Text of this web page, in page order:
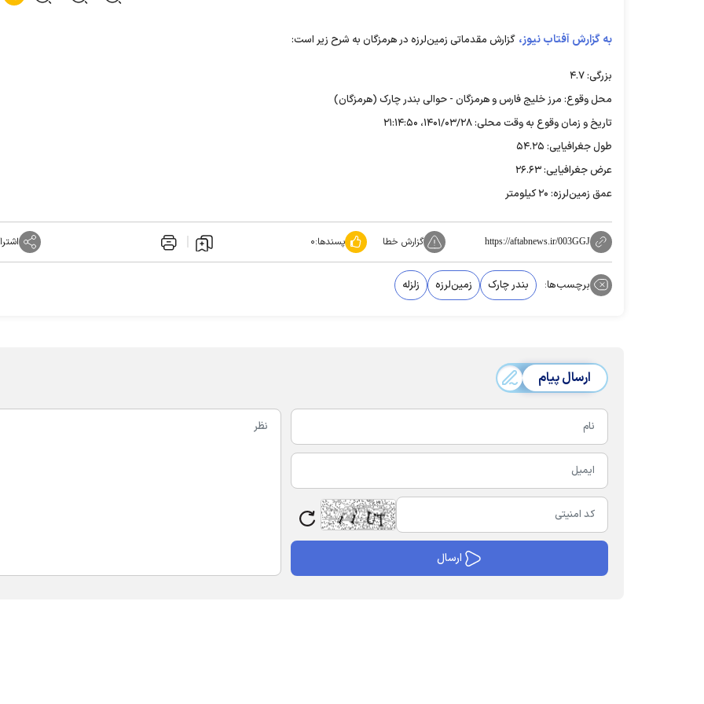
به گزارش آفتاب نیوز، گزارش مقدماتی زمین‌لرزه در هرمزگان به شرح زیر است:
بزرگی: ۴.۷
محل وقوع: مرز خلیج فارس و هرمزگان - حوالی بندر چارک (هرمزگان)
تاریخ و زمان وقوع به وقت محلی: ۱۴۰۱/۰۳/۲۸، ۲۱:۱۴:۵۰
طول جغرافیایی: ۵۴.۲۵
عرض جغرافیایی: ۲۶.۶۳
عمق زمین‌لرزه: ۲۰ کیلومتر
https://aftabnews.ir/003GGJ گزارش خطا پسندها:۰
برچسب‌ها: بندر چارک زمین‌لرزه زلزله
ارسال پیام